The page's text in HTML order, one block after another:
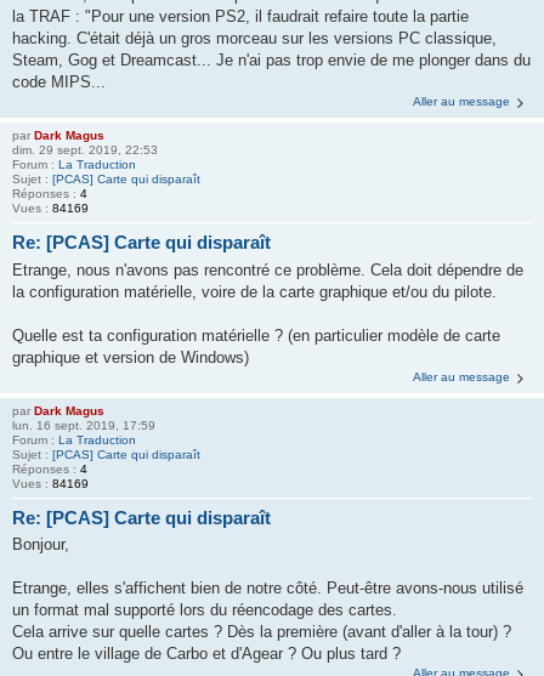
la TRAF : "Pour une version PS2, il faudrait refaire toute la partie
hacking. C'était déjà un gros morceau sur les versions PC classique,
Steam, Gog et Dreamcast... Je n'ai pas trop envie de me plonger dans du
code MIPS...
Aller au message
par Dark Magus
dim. 29 sept. 2019, 22:53
Forum : La Traduction
Sujet : [PCAS] Carte qui disparaît
Réponses : 4
Vues : 84169
Re: [PCAS] Carte qui disparaît
Etrange, nous n'avons pas rencontré ce problème. Cela doit dépendre de
la configuration matérielle, voire de la carte graphique et/ou du pilote.
Quelle est ta configuration matérielle ? (en particulier modèle de carte
graphique et version de Windows)
Aller au message
par Dark Magus
lun. 16 sept. 2019, 17:59
Forum : La Traduction
Sujet : [PCAS] Carte qui disparaît
Réponses : 4
Vues : 84169
Re: [PCAS] Carte qui disparaît
Bonjour,
Etrange, elles s'affichent bien de notre côté. Peut-être avons-nous utilisé
un format mal supporté lors du réencodage des cartes.
Cela arrive sur quelle cartes ? Dès la première (avant d'aller à la tour) ?
Ou entre le village de Carbo et d'Agear ? Ou plus tard ?
Aller au message